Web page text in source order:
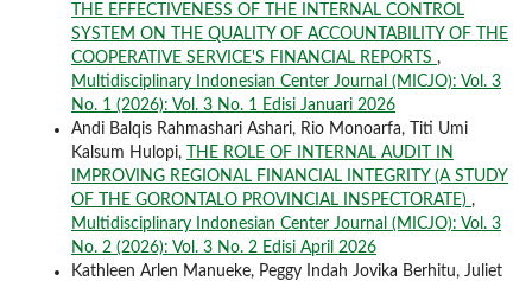
THE EFFECTIVENESS OF THE INTERNAL CONTROL
SYSTEM ON THE QUALITY OF ACCOUNTABILITY OF THE
COOPERATIVE SERVICE'S FINANCIAL REPORTS ,
Multidisciplinary Indonesian Center Journal (MICJO): Vol. 3
No. 1 (2026): Vol. 3 No. 1 Edisi Januari 2026
Andi Balqis Rahmashari Ashari, Rio Monoarfa, Titi Umi
Kalsum Hulopi,
THE ROLE OF INTERNAL AUDIT IN
IMPROVING REGIONAL FINANCIAL INTEGRITY (A STUDY
OF THE GORONTALO PROVINCIAL INSPECTORATE) ,
Multidisciplinary Indonesian Center Journal (MICJO): Vol. 3
No. 2 (2026): Vol. 3 No. 2 Edisi April 2026
Kathleen Arlen Manueke, Peggy Indah Jovika Berhitu, Juliet